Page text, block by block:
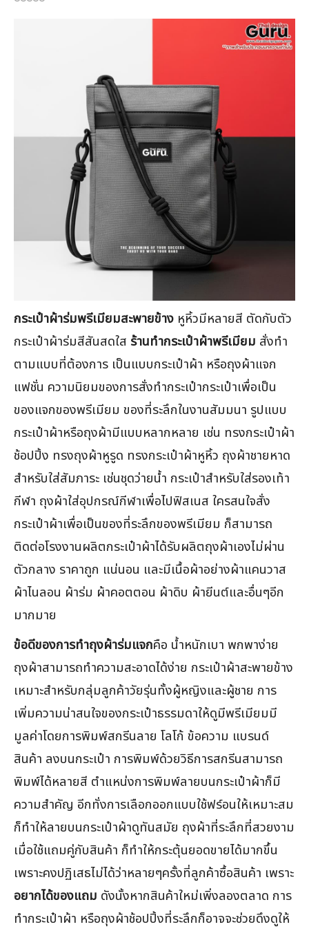
กระเป๋าผ้าร่มพรีเมียมสะพายข้าง หูหิ้วมีหลายสี ตัดกับตัว
กระเป๋าผ้าร่มสีสันสดใส ร้านทำกระเป๋าผ้าพรีเมียม สั่งทำ
ตามแบบที่ต้องการ เป็นแบบกระเป๋าผ้า หรือถุงผ้าแจก
แฟชั่น ความนิยมของการสั่งทำกระเป๋ากระเป๋าเพื่อเป็น
ของแจกของพรีเมียม ของที่ระลึกในงานสัมมนา รูปแบบ
กระเป๋าผ้าหรือถุงผ้ามีแบบหลากหลาย เช่น ทรงกระเป๋าผ้า
ช้อปปิ้ง ทรงถุงผ้าหูรูด ทรงกระเป๋าผ้าหูหิ้ว ถุงผ้าชายหาด
สำหรับใส่สัมภาระ เช่นชุดว่ายน้ำ กระเป๋าสำหรับใส่รองเท้า
กีฬา ถุงผ้าใส่อุปกรณ์กีฬาเพื่อไปฟิสเนส ใครสนใจสั่ง
กระเป๋าผ้าเพื่อเป็นของที่ระลึกของพรีเมียม ก็สามารถ
ติดต่อโรงงานผลิตกระเป๋าผ้าได้รับผลิตถุงผ้าเองไม่ผ่าน
ตัวกลาง ราคาถูก แน่นอน และมีเนื้อผ้าอย่างผ้าแคนวาส
ผ้าไนลอน ผ้าร่ม ผ้าคอตตอน ผ้าดิบ ผ้ายีนต์และอื่นๆอีก
มากมาย
ข้อดีของการทำถุงผ้าร่มแจกคือ น้ำหนักเบา พกพาง่าย
ถุงผ้าสามารถทำความสะอาดได้ง่าย กระเป๋าผ้าสะพายข้าง
เหมาะสำหรับกลุ่มลูกค้าวัยรุ่นทั้งผู้หญิงและผู้ชาย การ
เพิ่มความน่าสนใจของกระเป๋าธรรมดาให้ดูมีพรีเมียมมี
มูลค่าโดยการพิมพ์สกรีนลาย โลโก้ ข้อความ แบรนด์
สินค้า ลงบนกระเป๋า การพิมพ์ด้วยวิธีการสกรีนสามารถ
พิมพ์ได้หลายสี ตำแหน่งการพิมพ์ลายบนกระเป๋าผ้าก็มี
ความสำคัญ อีกทั่งการเลือกออกแบบใช้ฟร์อนให้เหมาะสม
ก็ทำให้ลายบนกระเป๋าผ้าดูทันสมัย ถุงผ้าที่ระลึกที่สวยงาม
เมื่อใช้แถมคู่กับสินค้า ก็ทำให้กระตุ้นยอดขายได้มากขึ้น
เพราะคงปฏิเสธไม่ได้ว่าหลายๆครั้งที่ลูกค้าซื้อสินค้า เพราะ
อยากได้ของแถม ดังนั้งหากสินค้าใหม่เพิ่งลองตลาด การ
ทำกระเป๋าผ้า หรือถุงผ้าช้อปปิ้งที่ระลึกก็อาจจะช่วยดึงดูให้